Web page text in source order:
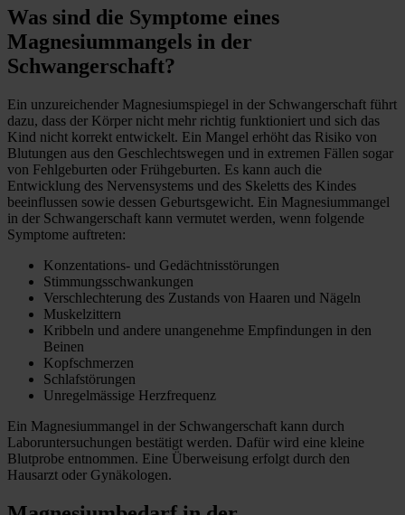
Was sind die Symptome eines
Magnesiummangels in der
Schwangerschaft?
Ein unzureichender Magnesiumspiegel in der Schwangerschaft führt
dazu, dass der Körper nicht mehr richtig funktioniert und sich das
Kind nicht korrekt entwickelt. Ein Mangel erhöht das Risiko von
Blutungen aus den Geschlechtswegen und in extremen Fällen sogar
von Fehlgeburten oder Frühgeburten. Es kann auch die
Entwicklung des Nervensystems und des Skeletts des Kindes
beeinflussen sowie dessen Geburtsgewicht. Ein Magnesiummangel
in der Schwangerschaft kann vermutet werden, wenn folgende
Symptome auftreten:
Konzentations- und Gedächtnisstörungen
Stimmungsschwankungen
Verschlechterung des Zustands von Haaren und Nägeln
Muskelzittern
Kribbeln und andere unangenehme Empfindungen in den
Beinen
Kopfschmerzen
Schlafstörungen
Unregelmässige Herzfrequenz
Ein Magnesiummangel in der Schwangerschaft kann durch
Laboruntersuchungen bestätigt werden. Dafür wird eine kleine
Blutprobe entnommen. Eine Überweisung erfolgt durch den
Hausarzt oder Gynäkologen.